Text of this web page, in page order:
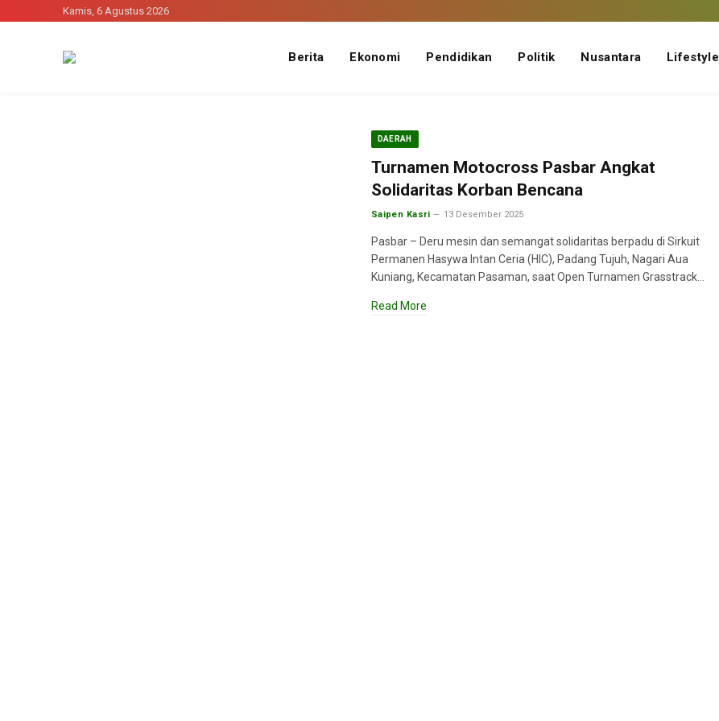
Kamis, 6 Agustus 2026
Berita Ekonomi Pendidikan Politik Nusantara Lifestyle
DAERAH
Turnamen Motocross Pasbar Angkat
Solidaritas Korban Bencana
Saipen Kasri 13 Desember 2025
Pasbar – Deru mesin dan semangat solidaritas berpadu di Sirkuit
Permanen Hasywa Intan Ceria (HIC), Padang Tujuh, Nagari Aua
Kuniang, Kecamatan Pasaman, saat Open Turnamen Grasstrack…
Read More